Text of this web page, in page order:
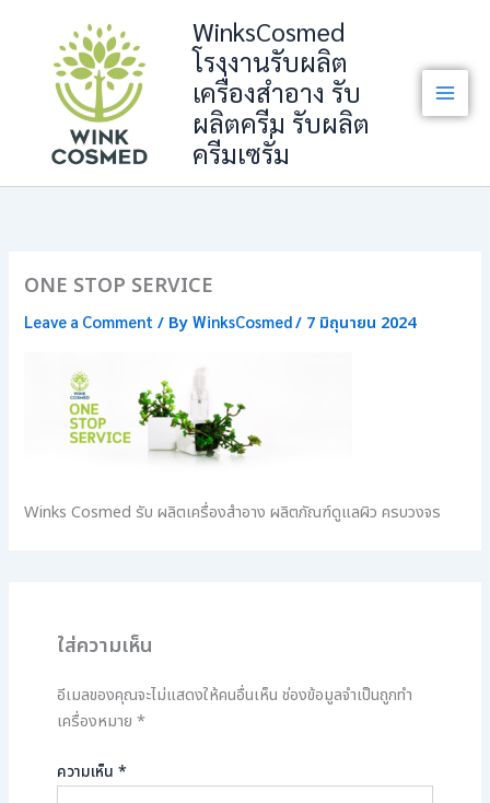
content
WinksCosmed
โรงงานรับผลิต
เครื่องสำอาง รับ
ผลิตครีม รับผลิต
ครีมเซรั่ม
ONE STOP SERVICE
Leave a Comment / ByWinksCosmed/ 7 มิถุนายน 2024
Winks Cosmed รับ ผลิตเครื่องสำอาง ผลิตภัณฑ์ดูแลผิว ครบวงจร
ใส่ความเห็น
อีเมลของคุณจะไม่แสดงให้คนอื่นเห็น ช่องข้อมูลจำเป็นถูกทำ
เครื่องหมาย *
ความเห็น *